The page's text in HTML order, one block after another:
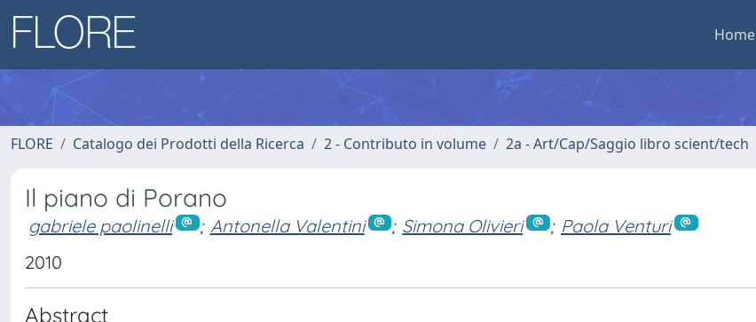
Home
FLORE Catalogo dei Prodotti della Ricerca 2 - Contributo in volume 2a - Art/Cap/Saggio libro scient/tech
Il piano di Porano
gabriele paolinelli ; Antonella Valentini ; Simona Olivieri ; Paola Venturi
2010
Abstract